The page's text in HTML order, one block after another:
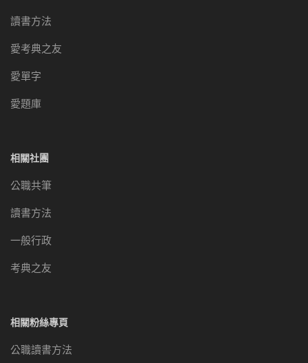
讀書方法
愛考典之友
愛單字
愛題庫
相關社團
公職共筆
讀書方法
一般行政
考典之友
相關粉絲專頁
公職讀書方法